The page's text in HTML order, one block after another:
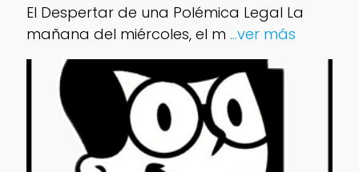
El Despertar de una Polémica Legal La
mañana del miércoles, el m ...ver más